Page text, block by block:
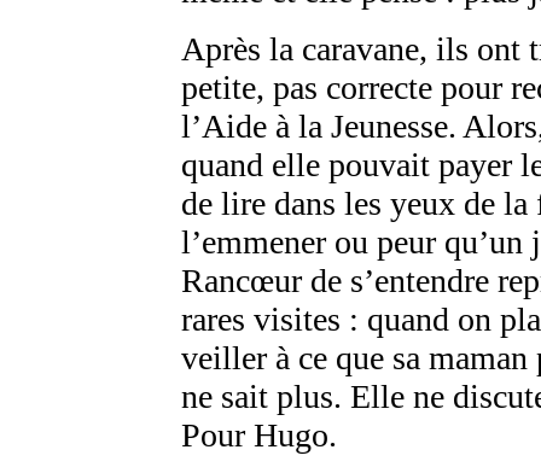
Après la caravane, ils ont
petite, pas correcte pour
l’Aide à la Jeunesse.
quand elle pouvait payer
de lire dans les yeux de
l’emmener ou peur
Rancœur de s’entendre
rares visites : quand on
veiller à ce que sa
ne sait plus. Elle ne
Pour Hugo.